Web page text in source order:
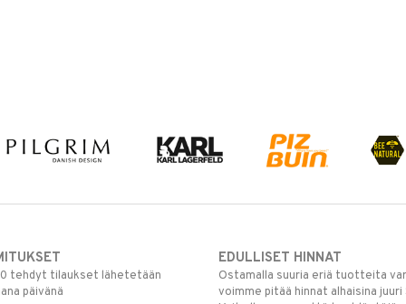
tehdyt tilaukset lähetetään
päivänä
EDULLISET HINNAT
Ostamalla suuria eriä tuotteita
voimme pitää hinnat alhaisina juuri